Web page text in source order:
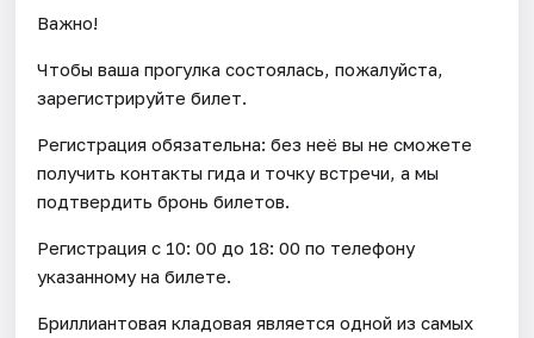
Важно!
Чтобы ваша прогулка состоялась, пожалуйста,
зарегистрируйте билет.
Регистрация обязательна: без неё вы не сможете
получить контакты гида и точку встречи, а мы
подтвердить бронь билетов.
Регистрация с 10: 00 до 18: 00 по телефону
указанному на билете.
Бриллиантовая кладовая является одной из самых